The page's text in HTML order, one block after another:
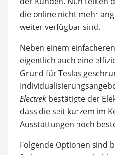
die online nicht mehr
weiter verfügbar sind.
Neben einem
eigentlich auch eine
Grund für Teslas
Electrekbestätigte der
dass die seit kurzem im
Ausstattungen noch
Folgende Optionen sind